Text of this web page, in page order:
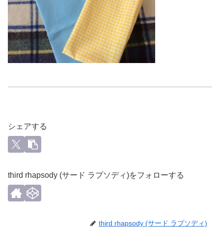
シェアする
third rhapsody (サード ラプソディ)をフォローする
third rhapsody (サード ラプソディ)